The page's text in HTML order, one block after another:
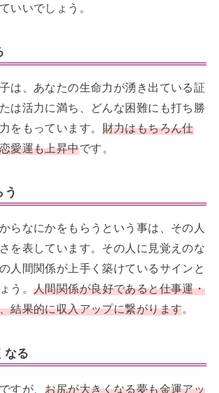
いいでしょう。
は、あなたの生命力が湧き出ている証
は活力に満ち、どんな困難にも打ち勝
をもっています。 財力はもちろん仕
愛運も上昇中です。
らなにかをもらうという事は、その人
を表しています。その人に見覚えのな
人間関係が上手く築けているサインと
う。人間関係が良好であると仕事運・
結果的に収入アップに繋がります。
なる
すが、 お尻が大きくなる夢も金運アッ